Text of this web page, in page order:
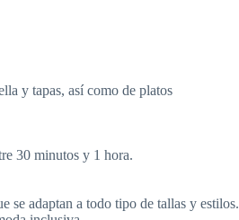
y tapas, así como de platos
30 minutos y 1 hora.
se adaptan a todo tipo de tallas y estilos.